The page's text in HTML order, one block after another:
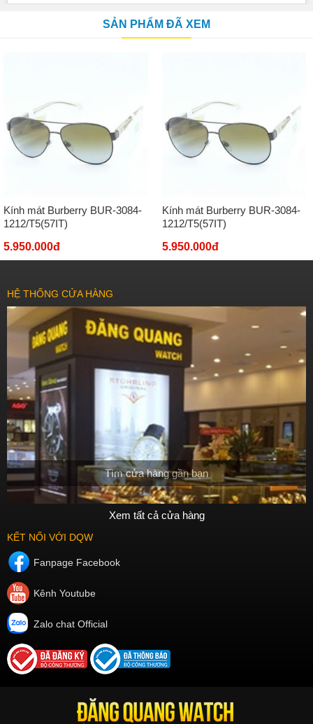
SẢN PHẨM ĐÃ XEM
Kính mát Burberry BUR-3084-
1212/T5(57IT)
5.950.000đ
Kính mát Burberry BUR-3084-
1212/T5(57IT)
5.950.000đ
HỆ THỐNG CỬA HÀNG
Tìm cửa hàng gần bạn
Xem tất cả cửa hàng
KẾT NỐI VỚI DQW
Fanpage Facebook
Kênh Youtube
Zalo chat Official